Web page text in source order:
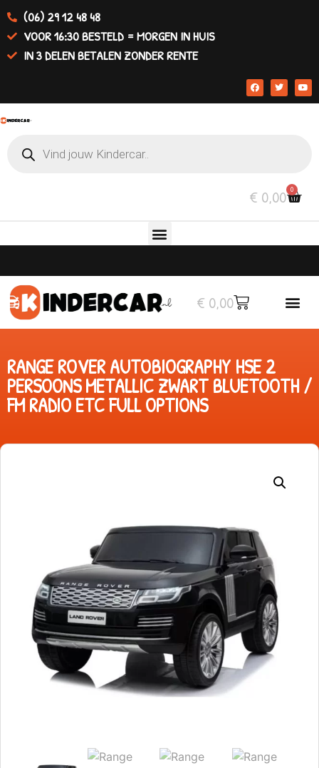
(06) 29 12 48 48
VOOR 16:30 BESTELD = MORGEN IN HUIS
IN 3 DELEN BETALEN ZONDER RENTE
€ 0,00 0
€ 0,00
RANGE ROVER AUTOBIOGRAPHY HSE 2
PERSOONS METALLIC ZWART BLUETOOTH /
FM RADIO ETC FULL OPTIONS